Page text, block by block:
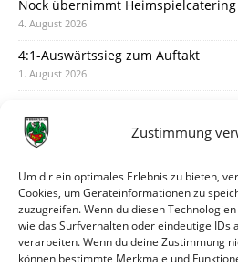
Zustimmung
Um dir ein optimales Erlebnis zu bieten,
Cookies, um Geräteinformationen zu
zuzugreifen. Wenn du diesen
wie das Surfverhalten oder eindeutige IDs
verarbeiten. Wenn du deine Zustimmung
können bestimmte Merkmale und
Nock übernimmt Heimspielcatering
4. August 2026
4:1-Auswärtssieg zum Auftakt
1. August 2026
31. Juli 2026
30. Juli 2026
Deine Spielminute: 89+1
28. Juli 2026
Neuer Rückensponsor